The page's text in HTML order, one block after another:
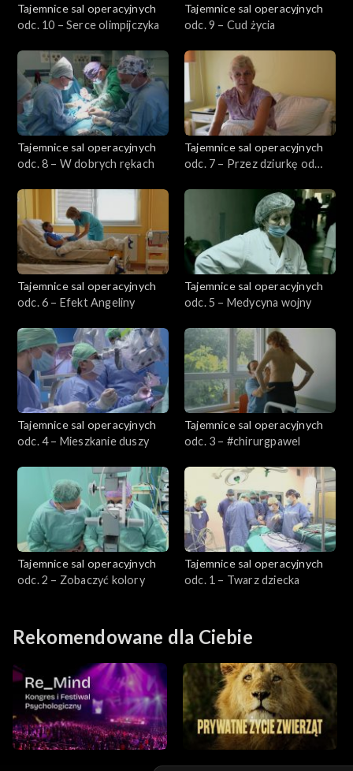
Tajemnice sal operacyjnych
odc. 10 – Serce olimpijczyka
Tajemnice sal operacyjnych
odc. 9 – Cud życia
Tajemnice sal operacyjnych
odc. 8 – W dobrych rękach
Tajemnice sal operacyjnych
odc. 7 – Przez dziurkę od
Tajemnice sal operacyjnych
odc. 6 – Efekt Angeliny
Tajemnice sal operacyjnych
odc. 5 – Medycyna wojny
Tajemnice sal operacyjnych
odc. 4 – Mieszkanie duszy
Tajemnice sal operacyjnych
odc. 3 – #chirurgpawel
Tajemnice sal operacyjnych
odc. 2 – Zobaczyć kolory
Tajemnice sal operacyjnych
odc. 1 – Twarz dziecka
Rekomendowane dla Ciebie